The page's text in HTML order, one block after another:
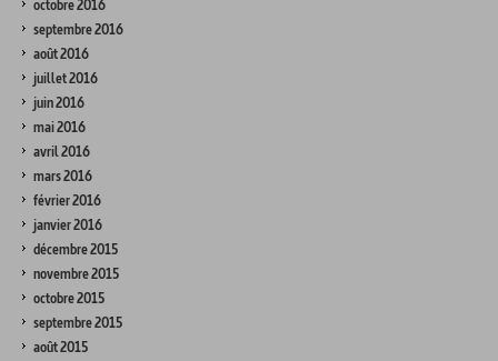
octobre 2016
septembre 2016
août 2016
juillet 2016
juin 2016
mai 2016
avril 2016
mars 2016
février 2016
janvier 2016
décembre 2015
novembre 2015
octobre 2015
septembre 2015
août 2015